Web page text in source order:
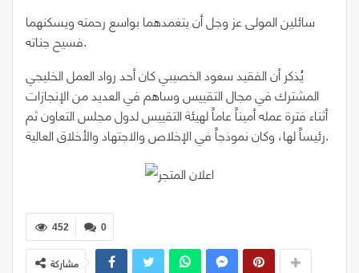
سائلين المولى عز وجل أن يتغمدهما بواسع رحمته ويسكنهما
فسيح جناته.
يُذكر أن الفقيد سعود الخصيبي كان أحد رواد العمل الخليجي
المشترك في مجال التقييس وساهم في العديد من الإنجازات
أثناء فترة عمله أميناً عاماً لهيئة التقييس لدول مجلس التعاون ثم
رئيساً لها، وكان نموذجاً في الإخلاص والاجتهاد والأخلاق العالية.
0
452
مشاركة